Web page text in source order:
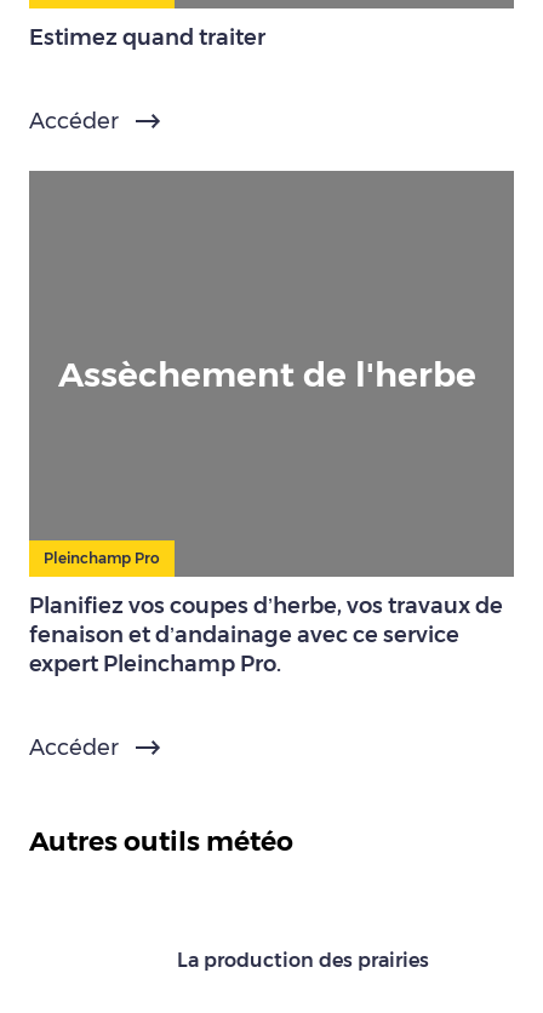
Estimez quand traiter
Accéder
Assèchement de l'herbe
Pleinchamp Pro
Planifiez vos coupes d’herbe, vos travaux de
fenaison et d’andainage avec ce service
expert Pleinchamp Pro.
Accéder
Autres outils météo
La production des prairies